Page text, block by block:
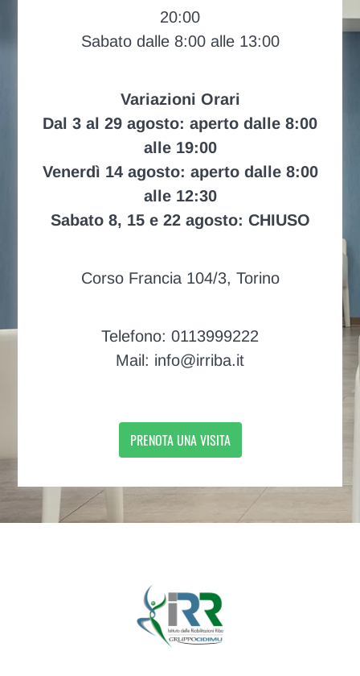
20:00
Sabato dalle 8:00 alle 13:00
Variazioni Orari
Dal 3 al 29 agosto: aperto dalle 8:00
alle 19:00
Venerdì 14 agosto: aperto dalle 8:00
alle 12:30
Sabato 8, 15 e 22 agosto: CHIUSO
Corso Francia 104/3, Torino
Telefono: 0113999222
Mail: info@irriba.it
PRENOTA UNA VISITA